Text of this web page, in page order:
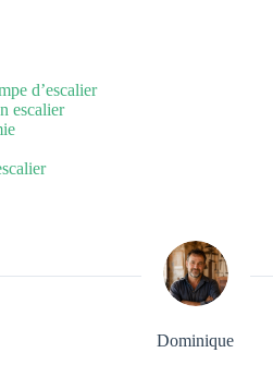
d’escalier
escalier
Dominique